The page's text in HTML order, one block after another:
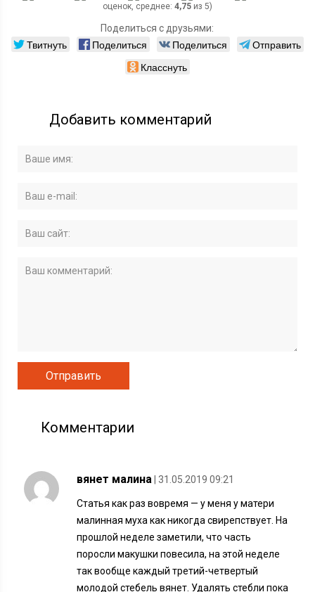
оценок, среднее: 4,75из 5)
Поделиться с друзьями:
Твитнуть Поделиться Поделиться
Отправить
Класснуть
Добавить комментарий
Комментарии
вянет малина | 31.05.2019 09:21
Статья как раз вовремя — у меня у матери
малинная муха как никогда свирепствует. На
прошлой неделе заметили, что часть
поросли макушки повесила, на этой неделе
так вообще каждый третий-четвертый
молодой стебель вянет. Удалять стебли пока